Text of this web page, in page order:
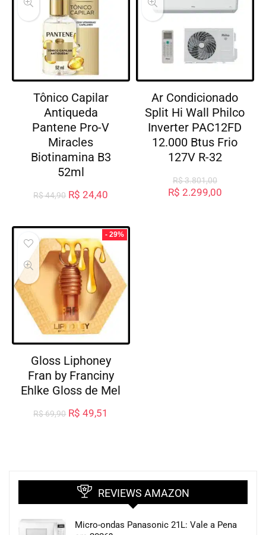
Tônico Capilar
Antiqueda
Pantene Pro-V
Miracles
Biotinamina B3
52ml
R$44,90 R$ 24,40
Ar Condicionado
Split Hi Wall Philco
Inverter PAC12FD
12.000 Btus Frio
127V R-32
R$3.801,00
R$ 2.299,00
- 29%
Gloss Liphoney
Fran by Franciny
Ehlke Gloss de Mel
R$69,90 R$ 49,51
REVIEWS AMAZON
Micro-ondas Panasonic 21L: Vale a Pena